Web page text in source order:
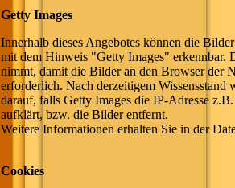
Getty Images
Innerhalb dieses Angebotes können die
mit dem Hinweis "Getty Images" erkennbar.
nimmt, damit die Bilder an den Browser der
erforderlich. Nach derzeitigem
darauf, falls Getty Images die IP-Adresse
aufklärt, bzw. die Bilder entfernt.
Weitere Informationen erhalten Sie in der
Cookies